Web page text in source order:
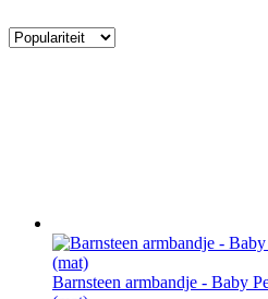
Barnsteen armbandje - Baby